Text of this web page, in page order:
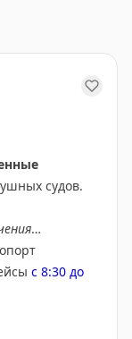
судов.
с 8:30 до